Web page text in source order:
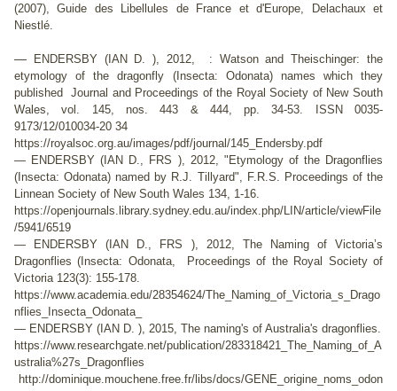
(2007), Guide des Libellules de France et d'Europe, Delachaux et
Niestlé.
—
ENDERSBY (IAN D. ), 2012, : Watson and Theischinger: the
etymology of the dragonfly (Insecta: Odonata) names which they
published Journal and Proceedings of the Royal Society of New South
Wales, vol. 145, nos. 443 & 444, pp. 34-53. ISSN 0035-
9173/12/010034-20 34
https://royalsoc.org.au/images/pdf/journal/145_Endersby.pdf
— ENDERSBY (IAN D., FRS ), 2012, "Etymology of the Dragonflies
(Insecta: Odonata) named by R.J. Tillyard", F.R.S. Proceedings of the
Linnean Society of New South Wales 134, 1-16.
https://openjournals.library.sydney.edu.au/index.php/LIN/article/viewFile
/5941/6519
— ENDERSBY (IAN D., FRS ), 2012, The Naming of Victoria’s
Dragonflies (Insecta: Odonata, Proceedings of the Royal Society of
Victoria 123(3): 155-178.
https://www.academia.edu/28354624/The_Naming_of_Victoria_s_Drago
nflies_Insecta_Odonata_
— ENDERSBY (IAN D. ), 2015, The naming's of Australia's dragonflies.
https://www.researchgate.net/publication/283318421_The_Naming_of_A
ustralia%27s_Dragonflies
http://dominique.mouchene.free.fr/libs/docs/GENE_origine_noms_odon